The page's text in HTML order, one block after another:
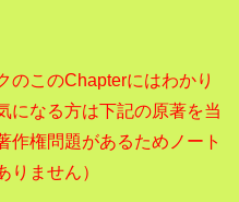
このChapterにはわかり
になる方は下記の原著を当
作権問題があるためノート
りません）